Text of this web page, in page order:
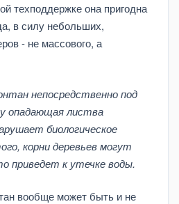
техподдержке она пригодна
в силу небольших,
- не массового, а
непосредственно под
опадающая листва
биологическое
корни деревьев могут
приведет к утечке воды.
вообще может быть и не